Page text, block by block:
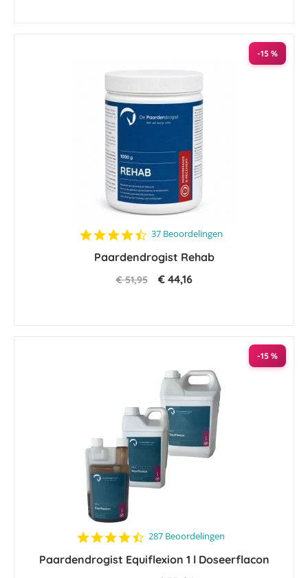
-15 %
4.7
rating
37 Beoordelingen
Paardendrogist Rehab
€ 51,95 € 44,16
-15 %
4.5
rating
287 Beoordelingen
Paardendrogist Equiflexion 1 l Doseerflacon